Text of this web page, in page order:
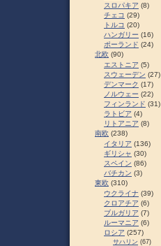
スロパキア (8)
チェコ (29)
トルコ (20)
ハンガリー (16)
ポーランド (24)
北欧 (90)
エストニア (5)
スウェーデン (27)
デンマーク (17)
ノルウェー (22)
フィンランド (31)
ラトビア (4)
リトアニア (8)
南欧 (238)
イタリア (136)
ギリシャ (30)
スペイン (86)
バチカン (3)
東欧 (310)
ウクライナ (39)
クロアチア (6)
ブルガリア (7)
ルーマニア (6)
ロシア (257)
サハリン (67)